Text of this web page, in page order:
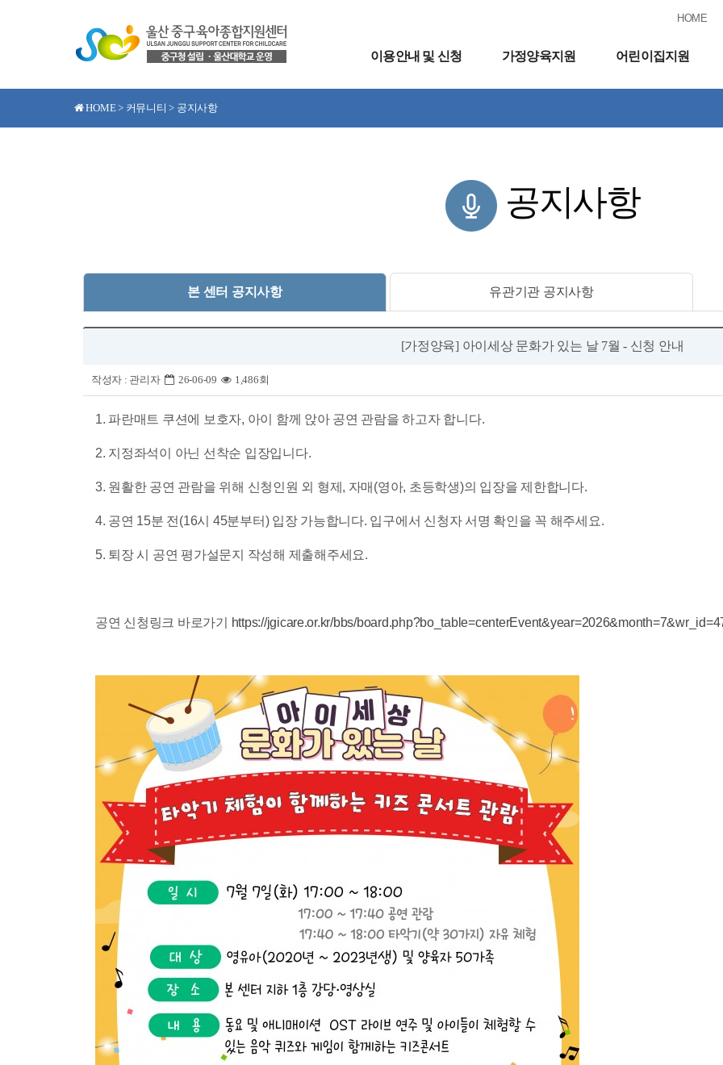
HOME
이용안내 및 신청 가정양육지원 어린이집지원
HOME > 커뮤니티 > 공지사항
공지사항
본 센터 공지사항 유관기관 공지사항
[가정양육] 아이세상 문화가 있는 날 7월 - 신청 안내
작성자 : 관리자 26-06-09 1,486회
1. 파란매트 쿠션에 보호자, 아이 함께 앉아 공연 관람을 하고자 합니다.
2. 지정좌석이 아닌 선착순 입장입니다.
3. 원활한 공연 관람을 위해 신청인원 외 형제, 자매(영아, 초등학생)의 입장을 제한합니다.
4. 공연 15분 전(16시 45분부터) 입장 가능합니다. 입구에서 신청자 서명 확인을 꼭 해주세요.
5. 퇴장 시 공연 평가설문지 작성해 제출해주세요.
공연 신청링크 바로가기 https://jgicare.or.kr/bbs/